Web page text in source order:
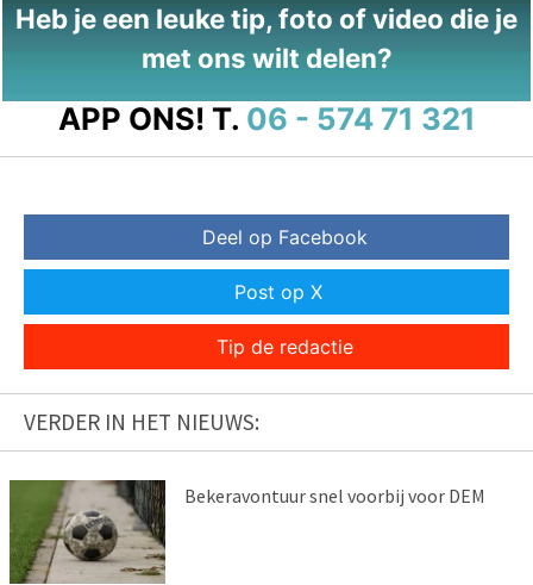
Heb je een leuke tip, foto of video die je
met ons wilt delen?
APP ONS! T. 06 - 574 71 321
Deel op Facebook
Post op X
Tip de redactie
VERDER IN HET NIEUWS:
Bekeravontuur snel voorbij voor DEM